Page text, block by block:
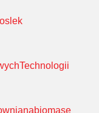
Technologii